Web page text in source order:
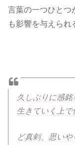
言葉の一つひとつ
も影響を与えられ
久しぶりに感銘
生きていく上で
ど真剣、思い